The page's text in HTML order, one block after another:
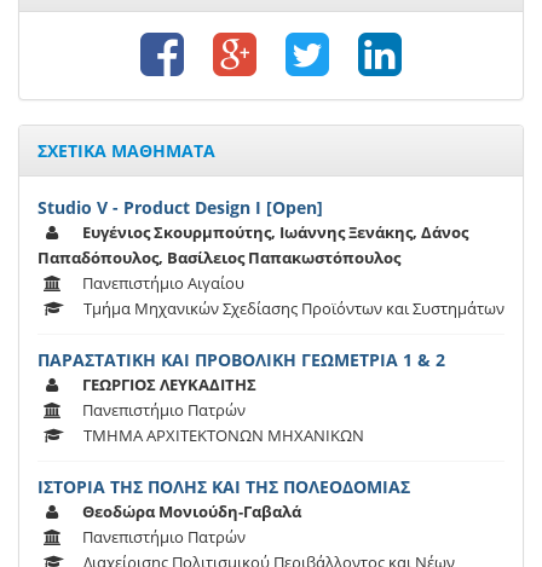
ΣΧΕΤΙΚΑ ΜΑΘΗΜΑΤΑ
Studio V - Product Design I [Open]
Ευγένιος Σκουρμπούτης, Ιωάννης Ξενάκης, Δάνος
Παπαδόπουλος, Βασίλειος Παπακωστόπουλος
Πανεπιστήμιο Αιγαίου
Τμήμα Μηχανικών Σχεδίασης Προϊόντων και Συστημάτων
ΠΑΡΑΣΤΑΤΙΚΗ ΚΑΙ ΠΡΟΒΟΛΙΚΗ ΓΕΩΜΕΤΡΙΑ 1 & 2
ΓΕΩΡΓΙΟΣ ΛΕΥΚΑΔΙΤΗΣ
Πανεπιστήμιο Πατρών
ΤΜΗΜΑ ΑΡΧΙΤΕΚΤΟΝΩΝ ΜΗΧΑΝΙΚΩΝ
ΙΣΤΟΡΙΑ ΤΗΣ ΠΟΛΗΣ ΚΑΙ ΤΗΣ ΠΟΛΕΟΔΟΜΙΑΣ
Θεοδώρα Μονιούδη-Γαβαλά
Πανεπιστήμιο Πατρών
Διαχείρισης Πολιτισμικού Περιβάλλοντος και Νέων